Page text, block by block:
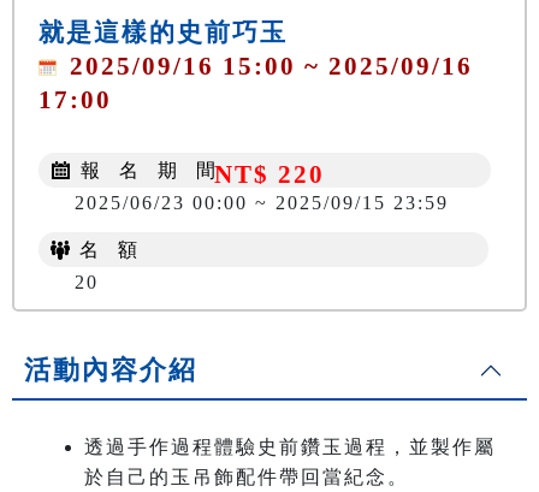
就是這樣的史前巧玉
2025/09/16 15:00 ~ 2025/09/16
17:00
NT$ 220
報 名 期 間
2025/06/23 00:00 ~ 2025/09/15 23:59
名 額
20
活動內容介紹
透過手作過程體驗史前鑽玉過程，並製作屬
於自己的玉吊飾配件帶回當紀念。